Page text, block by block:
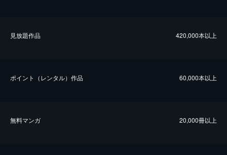
⾒放題作品 420,000本以上
ポイント（レンタル）作品 60,000本以上
無料マンガ 20,000冊以上